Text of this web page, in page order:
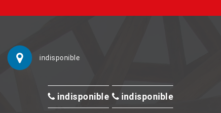
indisponible
indisponible indisponible